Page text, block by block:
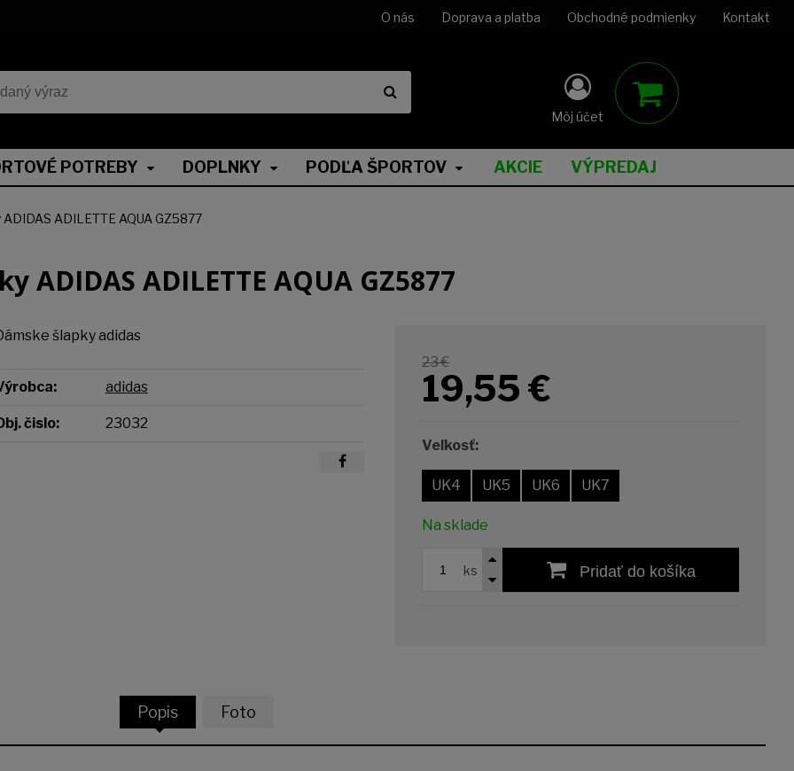
O nás Doprava a platba Obchodné podmienky Kontakt
Môj účet
POTREBY DOPLNKY PODĽA ŠPORTOV AKCIE VÝPREDAJ
ADIDAS ADILETTE AQUA GZ5877
ADIDAS ADILETTE AQUA GZ5877
23 €
19,55 €
Veľkosť:
UK4 UK5 UK6 UK7
Na sklade
ks Pridať do košíka
šlapky adidas
adidas
čislo: 23032
Popis Foto